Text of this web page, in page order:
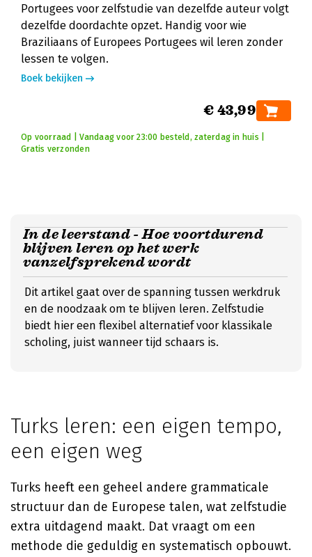
Portugees voor zelfstudie van dezelfde auteur volgt
dezelfde doordachte opzet. Handig voor wie
Braziliaans of Europees Portugees wil leren zonder
lessen te volgen.
Boek bekijken
€ 43,99
Op voorraad | Vandaag voor 23:00 besteld, zaterdag in huis |
Gratis verzonden
In de leerstand - Hoe voortdurend
blijven leren op het werk
vanzelfsprekend wordt
Dit artikel gaat over de spanning tussen werkdruk
en de noodzaak om te blijven leren. Zelfstudie
biedt hier een flexibel alternatief voor klassikale
scholing, juist wanneer tijd schaars is.
Turks leren: een eigen tempo,
een eigen weg
Turks heeft een geheel andere grammaticale
structuur dan de Europese talen, wat zelfstudie
extra uitdagend maakt. Dat vraagt om een
methode die geduldig en systematisch opbouwt.